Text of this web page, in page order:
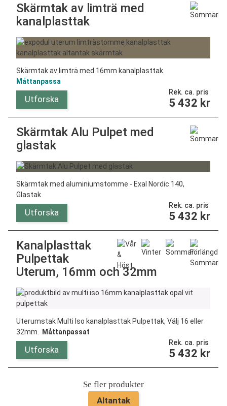
Skärmtak av limträ med
kanalplasttak
Skärmtak av limträ med 16mm kanalplasttak.
Måttanpassa
Utforska
Rek. ca. pris
5 432 kr
Skärmtak Alu Pulpet med
glastak
Skärmtak med aluminiumstomme - Exal Nordic 140,
Glastak
Utforska
Rek. ca. pris
5 432 kr
Kanalplasttak
Pulpettak
Uterum, 16mm och 32mm
Uterumstak Multi Iso kanalplasttak Pulpettak, Välj 16 eller
32mm.
Måttanpassat
Utforska
Rek. ca. pris
5 432 kr
Se fler produkter
Altantak